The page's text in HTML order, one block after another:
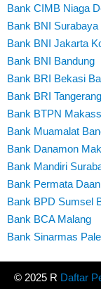
Bank CIMB Niaga
Bank BNI Surabaya
Bank BNI Jakarta
Bank BNI Bandung
Bank BRI Bekasi
Bank BRI Tangerang
Bank BTPN
Bank Muamalat
Bank Danamon
Bank Mandiri
Bank Permata
Bank BPD Sumsel
Bank BCA Malang
Bank Sinarmas
© 2025 R Daftar